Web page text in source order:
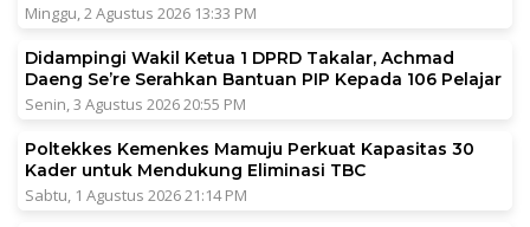
Minggu, 2 Agustus 2026 13:33 PM
Didampingi Wakil Ketua 1 DPRD Takalar, Achmad
Daeng Se’re Serahkan Bantuan PIP Kepada 106 Pelajar
Senin, 3 Agustus 2026 20:55 PM
Poltekkes Kemenkes Mamuju Perkuat Kapasitas 30
Kader untuk Mendukung Eliminasi TBC
Sabtu, 1 Agustus 2026 21:14 PM